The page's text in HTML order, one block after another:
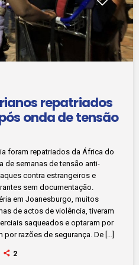
repatriados
onda de tensão
foram repatriados da África do
de semanas de tensão anti-
contra estrangeiros e
sem documentação.
em Joanesburgo, muitos
de actos de violência, tiveram
saqueados e optaram por
por razões de segurança. De […]
2